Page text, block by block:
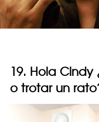
19. Hola
o trotar un